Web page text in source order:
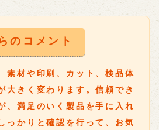
のコメント
素材や印刷、カット、検品体
大きく変わります。信頼でき
、満足のいく製品を手に入れ
っかりと確認を行って、お気